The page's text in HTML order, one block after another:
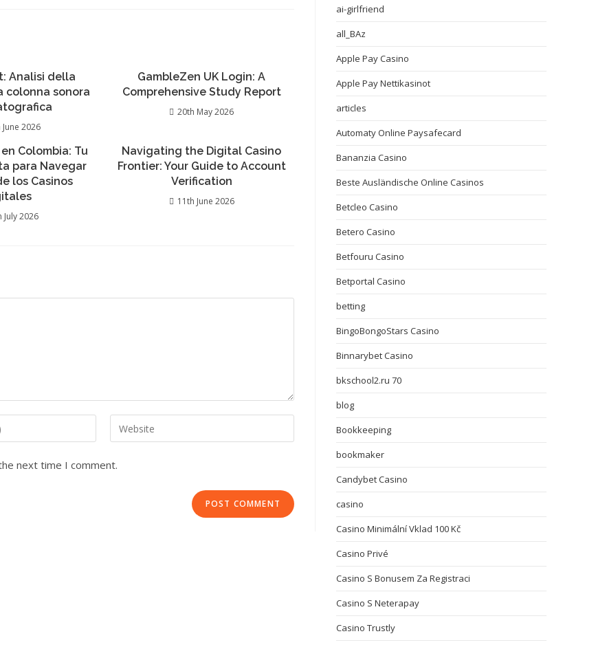
Analisi della
colonna sonora
2026
GambleZen UK Login: A
Comprehensive Study Report
20th May 2026
Colombia: Tu
para Navegar
los Casinos
July 2026
Navigating the Digital Casino
Frontier: Your Guide to Account
Verification
11th June 2026
next time I comment.
ai-girlfriend
all_BAz
Apple Pay Casino
Apple Pay Nettikasinot
articles
Automaty Online Paysafecard
Bananzia Casino
Beste Ausländische Online Casinos
Betcleo Casino
Betero Casino
Betfouru Casino
Betportal Casino
betting
BingoBongoStars Casino
Binnarybet Casino
bkschool2.ru 70
blog
Bookkeeping
bookmaker
Candybet Casino
casino
Casino Minimální Vklad 100 Kč
Casino Privé
Casino S Bonusem Za Registraci
Casino S Neterapay
Casino Trustly